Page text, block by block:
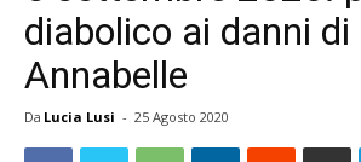
diabolico ai danni di
Annabelle
Da Lucia Lusi - 25 Agosto 2020